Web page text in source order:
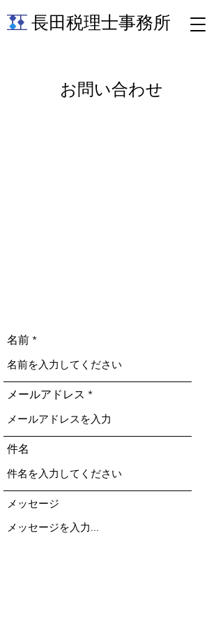
長田税理士事務所
お問い合わせ
名前
メールアドレス
件名
メッセージ